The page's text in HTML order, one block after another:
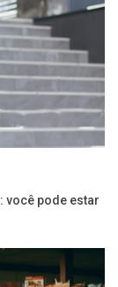
você pode estar